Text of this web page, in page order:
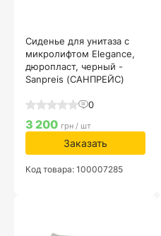
Сиденье для унитаза с
микролифтом Elegance,
дюропласт, черный -
Sanpreis (САНПРЕЙС)
0
3 200 грн / шт
Заказать
Код товара: 100007285